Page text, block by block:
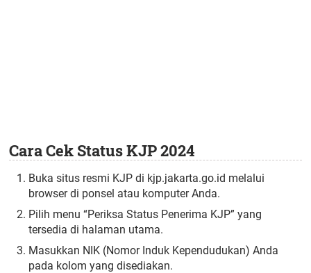
Cara Cek Status KJP 2024
Buka situs resmi KJP di kjp.jakarta.go.id melalui
browser di ponsel atau komputer Anda.
Pilih menu “Periksa Status Penerima KJP” yang
tersedia di halaman utama.
Masukkan NIK (Nomor Induk Kependudukan) Anda
pada kolom yang disediakan.